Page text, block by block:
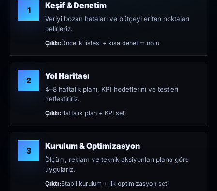
1 Keşif & Denetim
Veriyi bozan hataları ve bütçeyi eriten noktaları
belirleriz.
Çıktı:Öncelik listesi + kısa denetim notu
2 Yol Haritası
4–8 haftalık planı, KPI hedeflerini ve testleri
netleştiririz.
Çıktı:Haftalık plan + KPI seti
3 Kurulum & Optimizasyon
Ölçüm, reklam ve teknik aksiyonları plana göre
uygularız.
Çıktı:Stabil kurulum + ilk optimizasyon seti